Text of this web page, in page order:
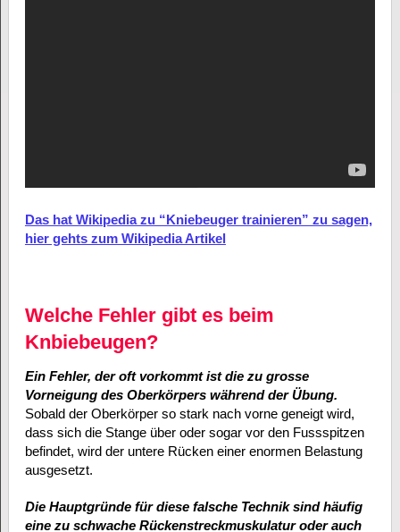
Das hat Wikipedia zu “Kniebeuger trainieren” zu sagen,
hier gehts zum Wikipedia Artikel
Welche Fehler gibt es beim
Knbiebeugen?
Ein Fehler, der oft vorkommt ist die zu grosse
Vorneigung des Oberkörpers während der Übung.
Sobald der Oberkörper so stark nach vorne geneigt wird,
dass sich die Stange über oder sogar vor den Fussspitzen
befindet, wird der untere Rücken einer enormen Belastung
ausgesetzt.
Die Hauptgründe für diese falsche Technik sind häufig
eine zu schwache Rückenstreckmuskulatur oder auch